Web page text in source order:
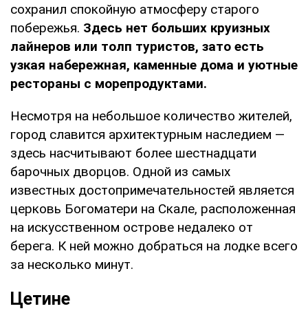
сохранил спокойную атмосферу старого
побережья. Здесь нет больших круизных
лайнеров или толп туристов, зато есть
узкая набережная, каменные дома и уютные
рестораны с морепродуктами.
Несмотря на небольшое количество жителей,
город славится архитектурным наследием —
здесь насчитывают более шестнадцати
барочных дворцов. Одной из самых
известных достопримечательностей является
церковь Богоматери на Скале, расположенная
на искусственном острове недалеко от
берега. К ней можно добраться на лодке всего
за несколько минут.
Цетине